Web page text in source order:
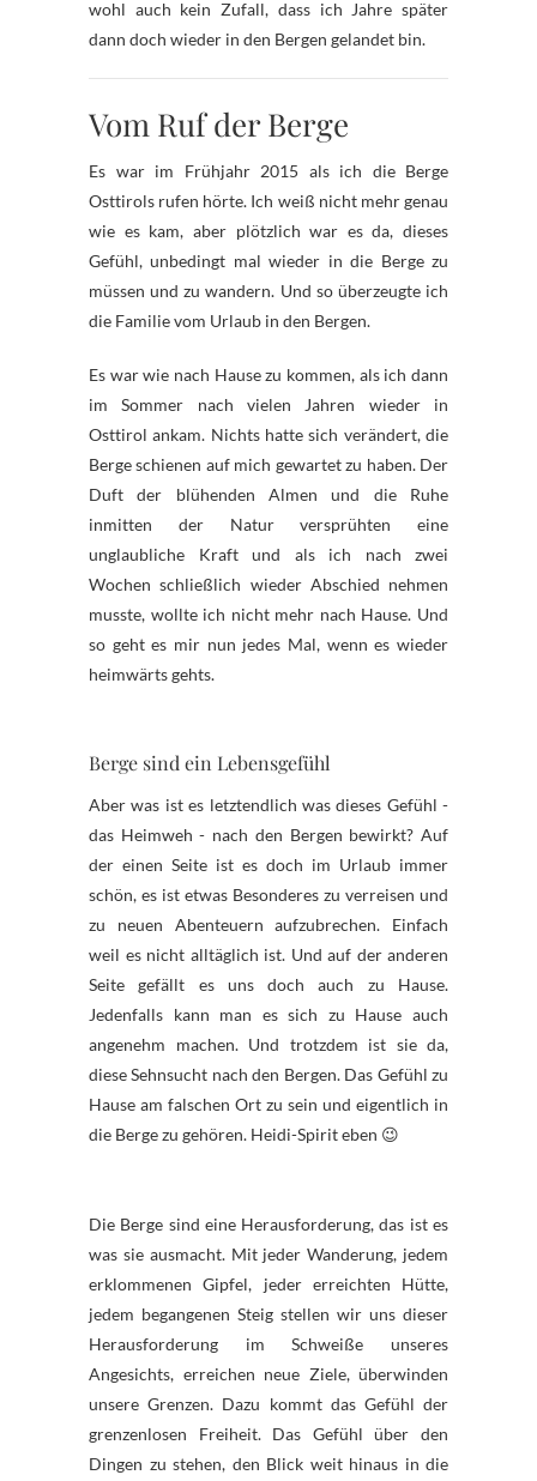
wohl auch kein Zufall, dass ich Jahre später
dann doch wieder in den Bergen gelandet bin.
Vom Ruf der Berge
Es war im Frühjahr 2015 als ich die Berge
Osttirols rufen hörte. Ich weiß nicht mehr genau
wie es kam, aber plötzlich war es da, dieses
Gefühl, unbedingt mal wieder in die Berge zu
müssen und zu wandern. Und so überzeugte ich
die Familie vom Urlaub in den Bergen.
Es war wie nach Hause zu kommen, als ich dann
im Sommer nach vielen Jahren wieder in
Osttirol ankam. Nichts hatte sich verändert, die
Berge schienen auf mich gewartet zu haben. Der
Duft der blühenden Almen und die Ruhe
inmitten der Natur versprühten eine
unglaubliche Kraft und als ich nach zwei
Wochen schließlich wieder Abschied nehmen
musste, wollte ich nicht mehr nach Hause. Und
so geht es mir nun jedes Mal, wenn es wieder
heimwärts gehts.
Berge sind ein Lebensgefühl
Aber was ist es letztendlich was dieses Gefühl -
das Heimweh - nach den Bergen bewirkt? Auf
der einen Seite ist es doch im Urlaub immer
schön, es ist etwas Besonderes zu verreisen und
zu neuen Abenteuern aufzubrechen. Einfach
weil es nicht alltäglich ist. Und auf der anderen
Seite gefällt es uns doch auch zu Hause.
Jedenfalls kann man es sich zu Hause auch
angenehm machen. Und trotzdem ist sie da,
diese Sehnsucht nach den Bergen. Das Gefühl zu
Hause am falschen Ort zu sein und eigentlich in
die Berge zu gehören. Heidi-Spirit eben 😉
Die Berge sind eine Herausforderung, das ist es
was sie ausmacht. Mit jeder Wanderung, jedem
erklommenen Gipfel, jeder erreichten Hütte,
jedem begangenen Steig stellen wir uns dieser
Herausforderung im Schweiße unseres
Angesichts, erreichen neue Ziele, überwinden
unsere Grenzen. Dazu kommt das Gefühl der
grenzenlosen Freiheit. Das Gefühl über den
Dingen zu stehen, den Blick weit hinaus in die